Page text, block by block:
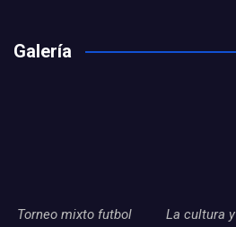
Galería
Torneo mixto futbol
La cultura y